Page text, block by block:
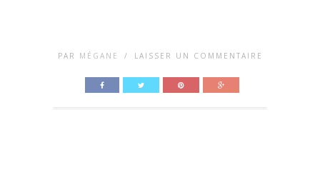
PAR MÉGANE / LAISSER UN COMMENTAIRE